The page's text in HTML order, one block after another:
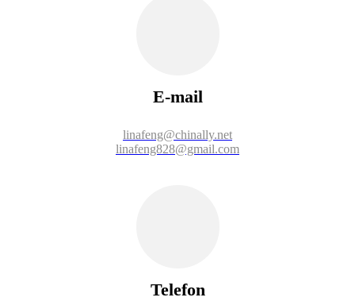
E-mail
linafeng@chinally.net
linafeng828@gmail.com
Telefon